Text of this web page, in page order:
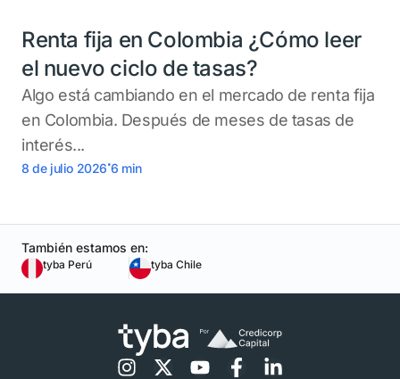
Renta fija en Colombia ¿Cómo leer
el nuevo ciclo de tasas?
Algo está cambiando en el mercado de renta fija
en Colombia. Después de meses de tasas de
interés...
8 de julio 2026.6 min
También estamos en:
tyba Perú tyba Chile